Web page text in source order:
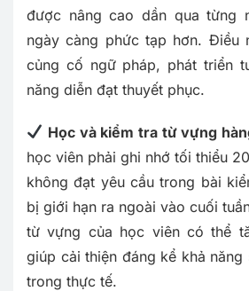
được nâng cao dần qua từng
ngày càng phức tạp hơn. Điều
củng cố ngữ pháp, phát triển
năng diễn đạt thuyết phục.
Học và kiểm tra từ vựng
học viên phải ghi nhớ tối thiểu
không đạt yêu cầu trong bài
bị giới hạn ra ngoài vào cuối
từ vựng của học viên có thể
giúp cải thiện đáng kể khả năng
trong thực tế.